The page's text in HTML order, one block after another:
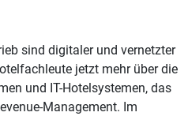
sind digitaler und vernetzter
jetzt mehr über die
und IT-Hotelsystemen, das
Management. Im